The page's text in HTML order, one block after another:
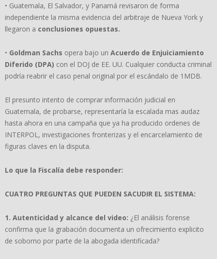
• Guatemala, El Salvador, y Panamá revisaron de forma
independiente la misma evidencia del arbitraje de Nueva York y
llegaron a conclusiones opuestas.
• Goldman Sachs opera bajo un Acuerdo de Enjuiciamiento
Diferido (DPA) con el DOJ de EE. UU. Cualquier conducta criminal
podría reabrir el caso penal original por el escándalo de 1MDB.
El presunto intento de comprar información judicial en
Guatemala, de probarse, representaría la escalada mas audaz
hasta ahora en una campaña que ya ha producido ordenes de
INTERPOL, investigaciones fronterizas y el encarcelamiento de
figuras claves en la disputa.
Lo que la Fiscalía debe responder:
CUATRO PREGUNTAS QUE PUEDEN SACUDIR EL SISTEMA:
1. Autenticidad y alcance del video: ¿El análisis forense
confirma que la grabación documenta un ofrecimiento explicito
de soborno por parte de la abogada identificada?